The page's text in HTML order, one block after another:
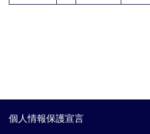
個人情報保護宣言